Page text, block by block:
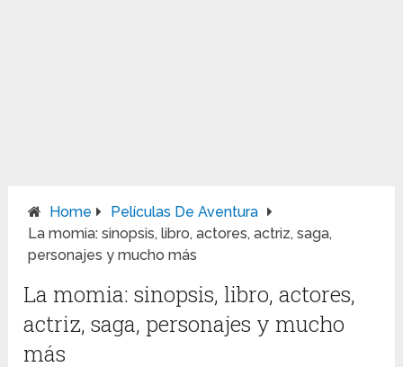
Home
Películas De Aventura
La momia: sinopsis, libro, actores, actriz, saga,
personajes y mucho más
La momia: sinopsis, libro, actores,
actriz, saga, personajes y mucho
más